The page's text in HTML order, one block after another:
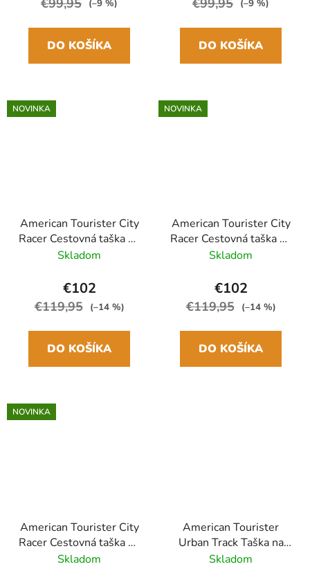
(–9 %)
DO KOŠÍKA
(–9 %)
DO KOŠÍKA
NOVINKA
American Tourister City
Racer Cestovná taška na
kolieskach L 77cm
Skladom
€102
€119,95 (–14 %)
DO KOŠÍKA
NOVINKA
American Tourister City
Racer Cestovná taška na
kolieskach L 77cm
Skladom
€102
€119,95 (–14 %)
DO KOŠÍKA
NOVINKA
American Tourister City
Racer Cestovná taška na
kolieskach L 77cm
Skladom
American Tourister
Urban Track Taška na
kolieskach 55cm Čierna
Skladom